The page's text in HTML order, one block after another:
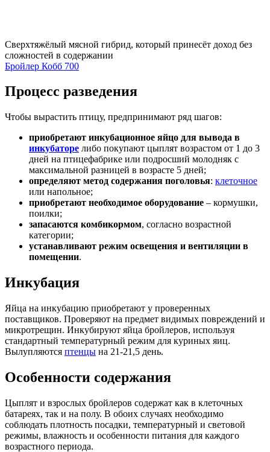
Сверхтяжёлый мясной гибрид, который принесёт доход без
сложностей в содержании
Бройлер Кобб 700
Процесс разведения
Чтобы вырастить птицу, предпринимают ряд шагов:
приобретают инкубационное яйцо для вывода в
инкубаторе либо покупают цыплят возрастом от 1 до 3
дней на птицефабрике или подросший молодняк с
максимальной разницей в возрасте 5 дней;
определяют метод содержания поголовья: клеточное
или напольное;
приобретают необходимое оборудование – кормушки,
поилки;
запасаются комбикормом, согласно возрастной
категории;
устанавливают режим освещения и вентиляции в
помещении.
Инкубация
Яйца на инкубацию приобретают у проверенных
поставщиков. Проверяют на предмет видимых повреждений и
микротрещин. Инкубируют яйца бройлеров, используя
стандартный температурный режим для куриных яиц.
Вылупляются птенцы на 21-21,5 день.
Особенности содержания
Цыплят и взрослых бройлеров содержат как в клеточных
батареях, так и на полу. В обоих случаях необходимо
соблюдать плотность посадки, температурный и световой
режимы, влажность и особенности питания для каждого
возрастного периода.